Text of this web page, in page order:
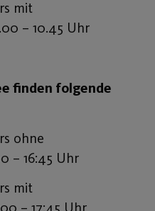
mit
– 10.45 Uhr
finden folgende
ohne
– 16:45 Uhr
mit
– 17:45 Uhr